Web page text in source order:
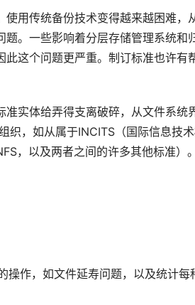
使用传统备份技术变得越来越困难，
。一些影响着分层存储管理系统和
这个问题更严重。制订标准也许有
实体给弄得支离破碎，从文件系统
织，如从属于INCITS（国际信息技
，以及两者之间的许多其他标准）。
操作，如文件延寿问题，以及统计每